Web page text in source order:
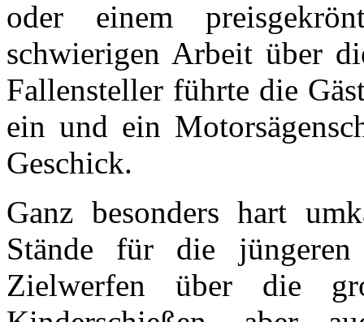
oder einem
schwierigen Arbeit über
Fallensteller führte die
ein und ein
Geschick.
Ganz besonders hart
Stände für die jüngeren
Zielwerfen über die